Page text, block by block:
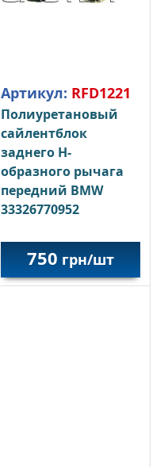
Артикул: RFD1221
Полиуретановый
сайлентблок
заднего Н-
образного рычага
передний BMW
33326770952
750 грн/шт